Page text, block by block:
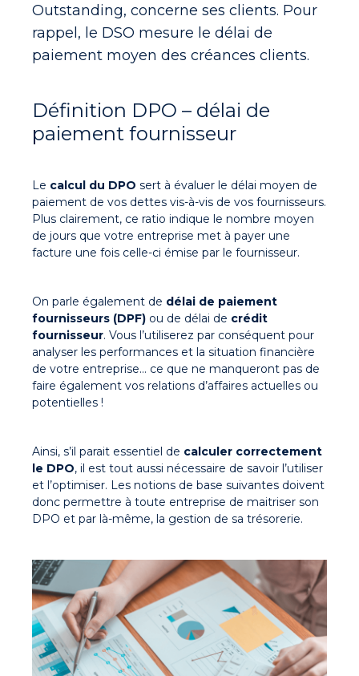
Outstanding, concerne ses clients. Pour
rappel, le DSO mesure le délai de
paiement moyen des créances clients.
Définition DPO – délai de
paiement fournisseur
Le calcul du DPO sert à évaluer le délai moyen de
paiement de vos dettes vis-à-vis de vos fournisseurs.
Plus clairement, ce ratio indique le nombre moyen
de jours que votre entreprise met à payer une
facture une fois celle-ci émise par le fournisseur.
On parle également de délai de paiement
fournisseurs (DPF) ou de délai de crédit
fournisseur. Vous l’utiliserez par conséquent pour
analyser les performances et la situation financière
de votre entreprise… ce que ne manqueront pas de
faire également vos relations d’affaires actuelles ou
potentielles !
Ainsi, s’il parait essentiel de calculer correctement
le DPO, il est tout aussi nécessaire de savoir l’utiliser
et l’optimiser. Les notions de base suivantes doivent
donc permettre à toute entreprise de maitriser son
DPO et par là-même, la gestion de sa trésorerie.